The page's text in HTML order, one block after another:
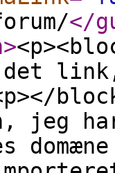
</
>
link,
jeg